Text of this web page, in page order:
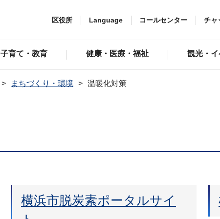
区役所 Language コールセンター チャ
子育て・教育 健康・医療・福祉 観光・イ
まちづくり・環境 温暖化対策
横浜市脱炭素ポータルサイ